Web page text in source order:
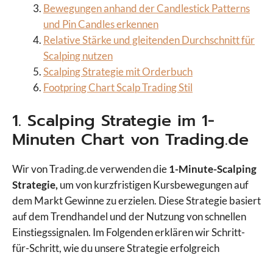
Bewegungen anhand der Candlestick Patterns
und Pin Candles erkennen
Relative Stärke und gleitenden Durchschnitt für
Scalping nutzen
Scalping Strategie mit Orderbuch
Footpring Chart Scalp Trading Stil
1. Scalping Strategie im 1-
Minuten Chart von Trading.de
Wir von Trading.de verwenden die1-Minute-Scalping
Strategie, um von kurzfristigen Kursbewegungen auf
dem Markt Gewinne zu erzielen. Diese Strategie basiert
auf dem Trendhandel und der Nutzung von schnellen
Einstiegssignalen. Im Folgenden erklären wir Schritt-
für-Schritt, wie du unsere Strategie erfolgreich